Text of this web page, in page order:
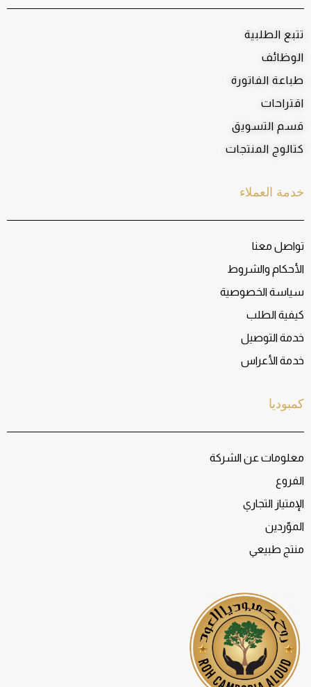
كمبوديا
معلومات عن الشركة
الفروع
الإمتياز التجاري
الموّردين
منتج طبيعي
خدمة العملاء
تواصل معنا
الأحكام والشروط
سياسة الخصوصية
كيفية الطلب
خدمة التوصيل
خدمة الأعراس
تتبع الطلبية
الوظائف
طباعة الفاتورة
اقتراحات
قسم التسويق
كتالوج المنتجات